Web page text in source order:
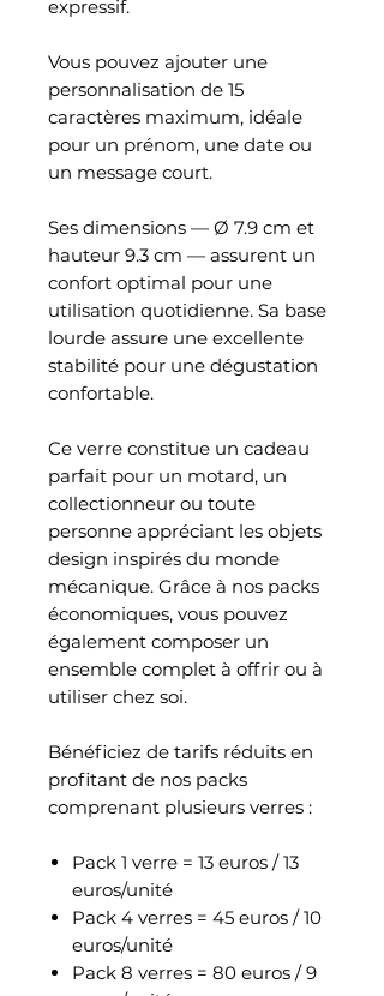
expressif.
Vous pouvez ajouter une
personnalisation de 15
caractères maximum, idéale
pour un prénom, une date ou
un message court.
Ses dimensions — Ø 7.9 cm et
hauteur 9.3 cm — assurent un
confort optimal pour une
utilisation quotidienne. Sa base
lourde assure une excellente
stabilité pour une dégustation
confortable.
Ce verre constitue un cadeau
parfait pour un motard, un
collectionneur ou toute
personne appréciant les objets
design inspirés du monde
mécanique. Grâce à nos packs
économiques, vous pouvez
également composer un
ensemble complet à offrir ou à
utiliser chez soi.
Bénéficiez de tarifs réduits en
profitant de nos packs
comprenant plusieurs verres :
Pack 1 verre = 13 euros / 13
euros/unité
Pack 4 verres = 45 euros / 10
euros/unité
Pack 8 verres = 80 euros / 9